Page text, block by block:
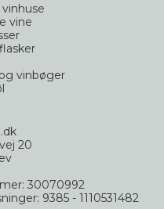
vine
vinbøger
20
30070992
9385 - 1110531482